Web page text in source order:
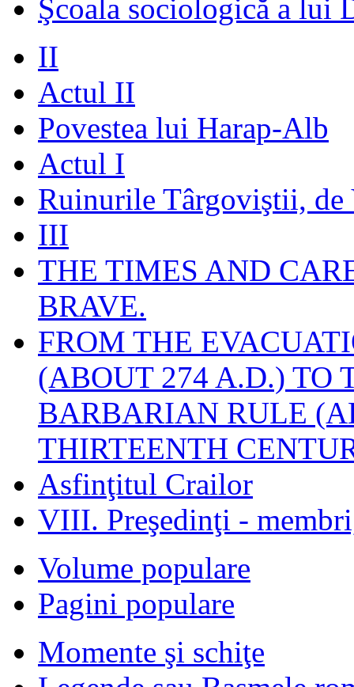
Şcoala sociologică a lui
II
Actul II
Povestea lui Harap-Alb
Actul I
Ruinurile Târgoviştii, de
III
THE TIMES AND
BRAVE.
FROM THE
(ABOUT 274 A.D.) TO
BARBARIAN RULE
THIRTEENTH
Asfinţitul Crailor
VIII. Preşedinţi -
Volume populare
Pagini populare
Momente şi schiţe